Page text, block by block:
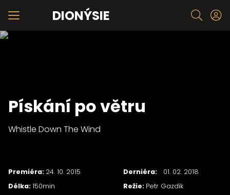
DIONÝSIE
Pískání po větru
Whistle Down The Wind
Premiéra: 24. 10. 2015 Derniéra:
01. 02. 2018
Délka:150min Režie: Petr Gazdík